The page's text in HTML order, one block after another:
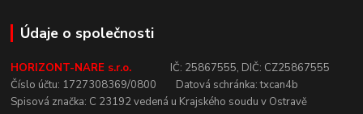
Údaje o společnosti
HORIZONT-NARE s.r.o. IČ: 25867555, DIČ: CZ25867555
Číslo účtu: 1727308369/0800 Datová schránka: txcan4b
Spisová značka: C 23192vedená u Krajského soudu v Ostravě